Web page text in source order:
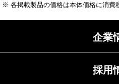
※ 各掲載製品の価格は本体価格に消費
企業
採用